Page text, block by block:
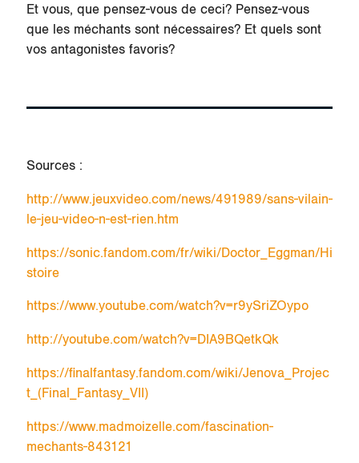
Et vous, que pensez-vous de ceci? Pensez-vous
que les méchants sont nécessaires? Et quels sont
vos antagonistes favoris?
Sources :
http://www.jeuxvideo.com/news/491989/sans-vilain-
le-jeu-video-n-est-rien.htm
https://sonic.fandom.com/fr/wiki/Doctor_Eggman/Hi
stoire
https://www.youtube.com/watch?v=r9ySriZOypo
http://youtube.com/watch?v=DIA9BQetkQk
https://finalfantasy.fandom.com/wiki/Jenova_Projec
t_(Final_Fantasy_VII)
https://www.madmoizelle.com/fascination-
mechants-843121